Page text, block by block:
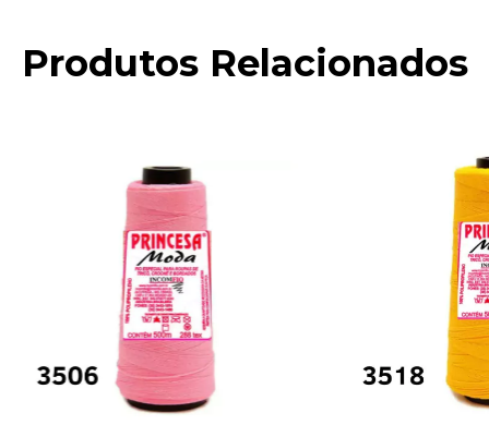
Produtos Relacionados